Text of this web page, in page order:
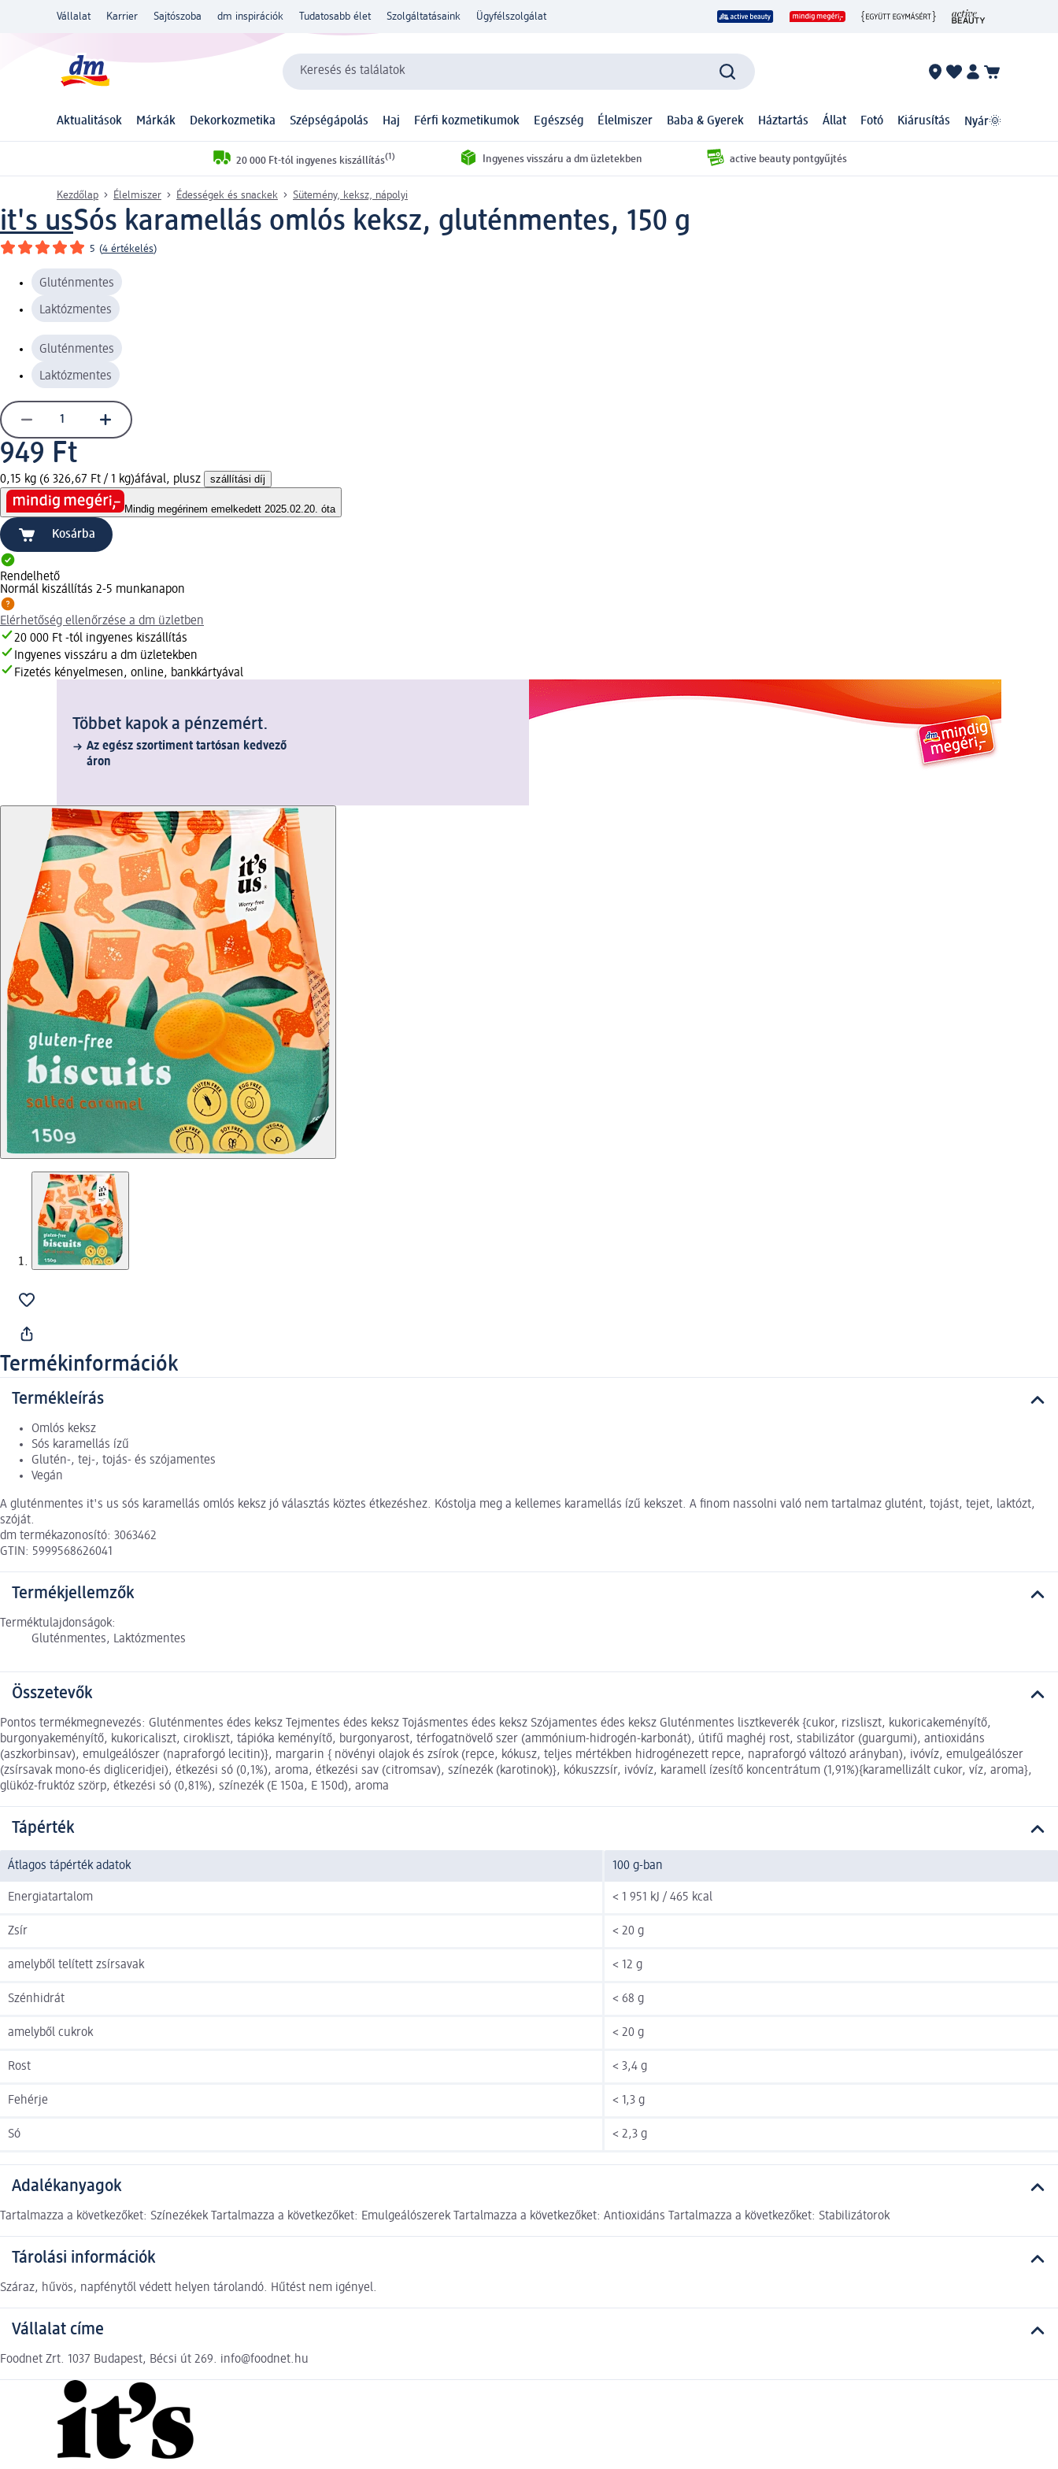
Vállalat Karrier Sajtószoba dm inspirációk Tudatosabb élet Szolgáltatásaink Ügyfélszolgálat
Keresés és találatok
Aktualitások Márkák Dekorkozmetika Szépségápolás Haj Férfi kozmetikumok Egészség Élelmiszer Baba & Gyerek Háztartás Állat Fotó Kiárusítás Nyár🌞
20 000 Ft-tól ingyenes kiszállítás(1) Ingyenes visszáru a dm üzletekben active beauty pontgyűjtés
Kezdőlap Élelmiszer Édességek és snackek Sütemény, keksz, nápolyi
it's usSós karamellás omlós keksz, gluténmentes, 150 g
5 (4 értékelés)
Gluténmentes
Laktózmentes
Gluténmentes
Laktózmentes
949 Ft
0,15 kg (6 326,67 Ft / 1 kg)áfával, plusz szállítási díj
Mindig megérinem emelkedett 2025.02.20. óta
Kosárba
Rendelhető
Normál kiszállítás 2-5 munkanapon
Elérhetőség ellenőrzése a dm üzletben
20 000 Ft -tól ingyenes kiszállítás
Ingyenes visszáru a dm üzletekben
Fizetés kényelmesen, online, bankkártyával
Többet kapok a pénzemért.
Az egész szortiment tartósan kedvező
áron
Termékinformációk
Termékleírás
Omlós keksz
Sós karamellás ízű
Glutén-, tej-, tojás- és szójamentes
Vegán
A gluténmentes it's us sós karamellás omlós keksz jó választás köztes étkezéshez. Kóstolja meg a kellemes karamellás ízű kekszet. A finom nassolni való nem tartalmaz glutént, tojást, tejet, laktózt,
szóját.
dm termékazonosító: 3063462
GTIN: 5999568626041
Termékjellemzők
Terméktulajdonságok:
Gluténmentes, Laktózmentes
Összetevők
Pontos termékmegnevezés: Gluténmentes édes keksz Tejmentes édes keksz Tojásmentes édes keksz Szójamentes édes keksz Gluténmentes lisztkeverék {cukor, rizsliszt, kukoricakeményítő,
burgonyakeményítő, kukoricaliszt, cirokliszt, tápióka keményítő, burgonyarost, térfogatnövelő szer (ammónium-hidrogén-karbonát), útifű maghéj rost, stabilizátor (guargumi), antioxidáns
(aszkorbinsav), emulgeálószer (napraforgó lecitin)}, margarin { növényi olajok és zsírok (repce, kókusz, teljes mértékben hidrogénezett repce, napraforgó változó arányban), ivóvíz, emulgeálószer
(zsírsavak mono-és digliceridjei), étkezési só (0,1%), aroma, étkezési sav (citromsav), színezék (karotinok)}, kókuszzsír, ivóvíz, karamell ízesítő koncentrátum (1,91%){karamellizált cukor, víz, aroma},
glükóz-fruktóz szörp, étkezési só (0,81%), színezék (E 150a, E 150d), aroma
Tápérték
Átlagos tápérték adatok 100 g-ban
Energiatartalom < 1 951 kJ / 465 kcal
Zsír < 20 g
amelyből telített zsírsavak < 12 g
Szénhidrát < 68 g
amelyből cukrok < 20 g
Rost < 3,4 g
Fehérje < 1,3 g
Só < 2,3 g
Adalékanyagok
Tartalmazza a következőket: Színezékek Tartalmazza a következőket: Emulgeálószerek Tartalmazza a következőket: Antioxidáns Tartalmazza a következőket: Stabilizátorok
Tárolási információk
Száraz, hűvös, napfénytől védett helyen tárolandó. Hűtést nem igényel.
Vállalat címe
Foodnet Zrt. 1037 Budapest, Bécsi út 269. info@foodnet.hu